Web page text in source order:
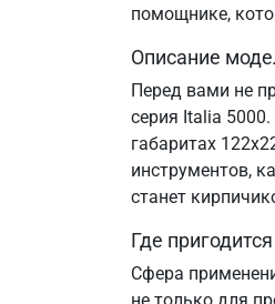
помощнике,
Описание
Перед вами не
серия Italia
габаритах
инструментов,
станет
Где
Сфера